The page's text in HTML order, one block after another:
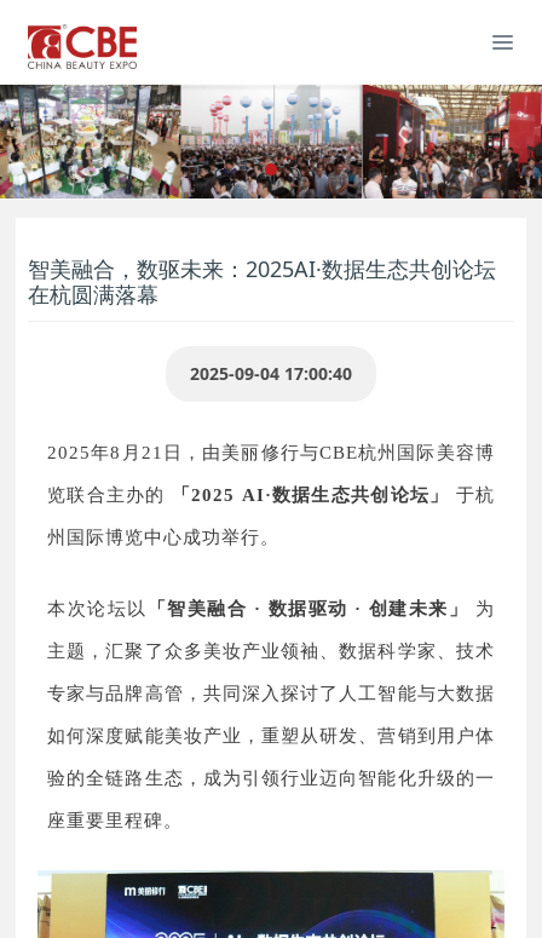
智美融合，数驱未来：2025AI·数据生态共创论坛
在杭圆满落幕
2025-09-04 17:00:40
2025年8月21日，由美丽修行与CBE杭州国际美容博
览联合主办的 「2025 AI·数据生态共创论坛」 于杭
州国际博览中心成功举行。
本次论坛以 「智美融合 · 数据驱动 · 创建未来」 为
主题，汇聚了众多美妆产业领袖、数据科学家、技术
专家与品牌高管，共同深入探讨了人工智能与大数据
如何深度赋能美妆产业，重塑从研发、营销到用户体
验的全链路生态，成为引领行业迈向智能化升级的一
座重要里程碑。